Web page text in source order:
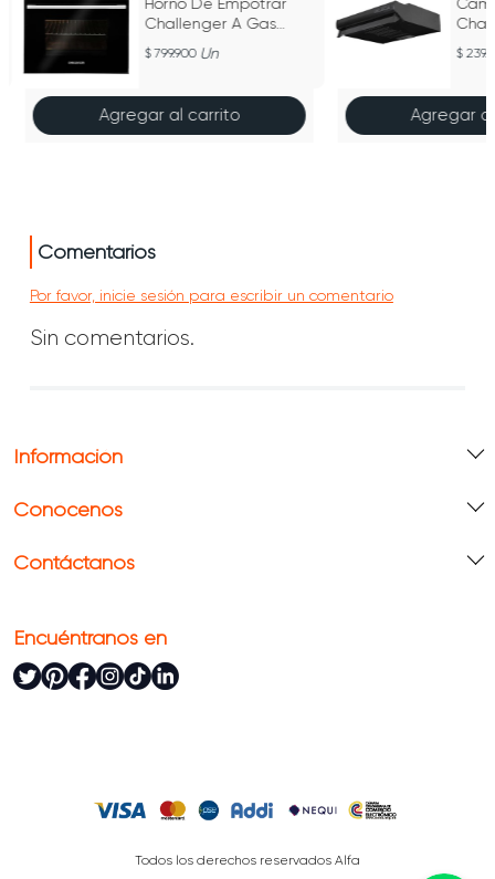
Challenger A Gas
Vidrio Negro 60 Cm -
HG 2545 / Negro
799.900 Un
Agregar al carrito Agregar
Comentarios
Por favor, inicie sesión para escribir un comentario
Sin comentarios.
Información
Conócenos
Contáctanos
Encuéntranos en
Todos los derechos reservados Alfa